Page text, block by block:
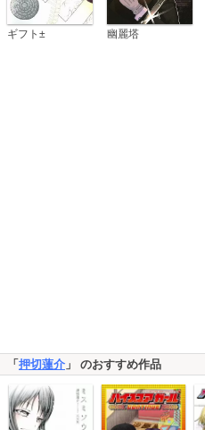
ギフト± 幽麗塔
「 押切蓮介 」 のおすすめ作品